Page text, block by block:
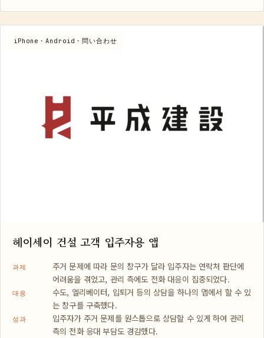
iPhone・Android・問い合わせ
헤이세이 건설 고객 입주자용 앱
과제
주거 문제에 따라 문의 창구가 달라 입주자는 연락처 판단에
어려움을 겪었고, 관리 측에도 전화 대응이 집중되었다.
대응
수도, 엘리베이터, 입퇴거 등의 상담을 하나의 앱에서 할 수 있
는 창구를 구축했다.
성과
입주자가 주거 문제를 원스톱으로 상담할 수 있게 하여 관리
측의 전화 응대 부담도 경감했다.